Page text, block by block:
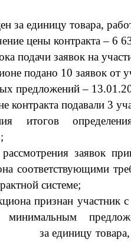
за единицу товара,
цены контракта –6
подачи заявок на
подано 10 заявок от
предложений –
контракта подавали 3
итогов опред
заявок
соответствующими
системе;
признан участник
за единицу